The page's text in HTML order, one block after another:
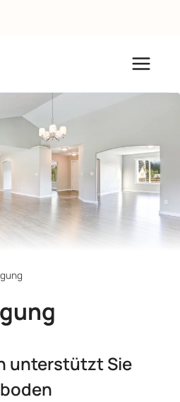
unterstützt Sie